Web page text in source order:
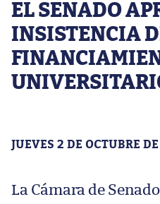
EL SENADO
INSISTENCIA
JUEVES 2 DE OCTUBRE
La Cámara de